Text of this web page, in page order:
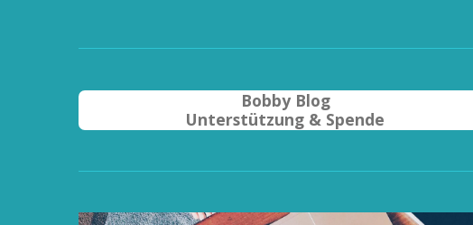
Bobby Blog
Unterstützung & Spende